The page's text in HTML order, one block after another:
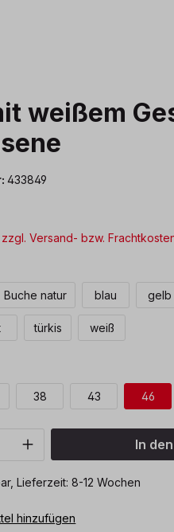
weißem
433849
Versand- bzw.
Buche natur blau gelb
türkis weiß
38 43 46
Gib denIn
Lieferzeit: 8-12 Wochen
hinzufügen